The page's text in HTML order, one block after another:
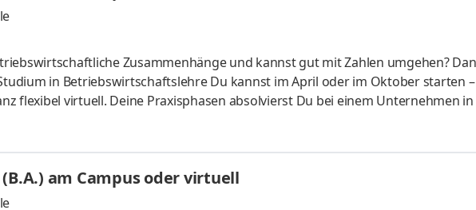
Zusammenhänge und kannst gut mit Zahlen umgehen?
in Betriebswirtschaftslehre Du kannst im April oder im Oktober starten
flexibel virtuell. Deine Praxisphasen absolvierst Du bei einem Unternehmen
Du eine von fünf Spezialisierungsmöglichkeiten – und kannst Dich so noch
vorbereiten: Accounting &
Aufgaben Du
oder Aufnahmeprüfung startenDu absolvierst ein staatlich anerkanntes
am Campus oder virtuell